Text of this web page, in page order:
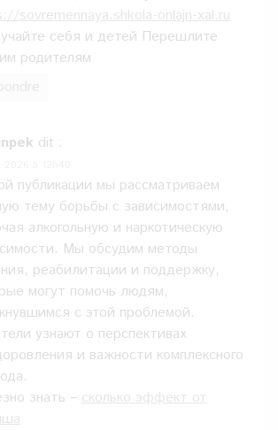
sovremennaya.shkola-onlajn-xal.ru
себя и детей Перешлите
родителям
dit :
публикации мы рассматриваем
тему борьбы с зависимостями,
алкогольную и наркотическую
Мы обсудим методы
реабилитации и поддержку,
могут помочь людям,
с этой проблемой.
узнают о перспективах
и важности комплексного
знать – сколько эффект от